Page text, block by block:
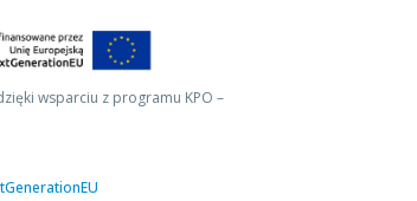
wsparciu z programu KPO –